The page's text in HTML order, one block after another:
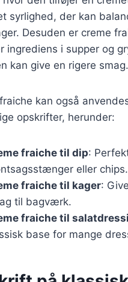
syrlighed, der kan
Desuden er creme
ingrediens i supper og
kan give en rigere smag.
kan også
opskrifter, herunder:
fraiche til dip:
eller chips.
fraiche til kager:
til bagværk.
fraiche til
base for mange